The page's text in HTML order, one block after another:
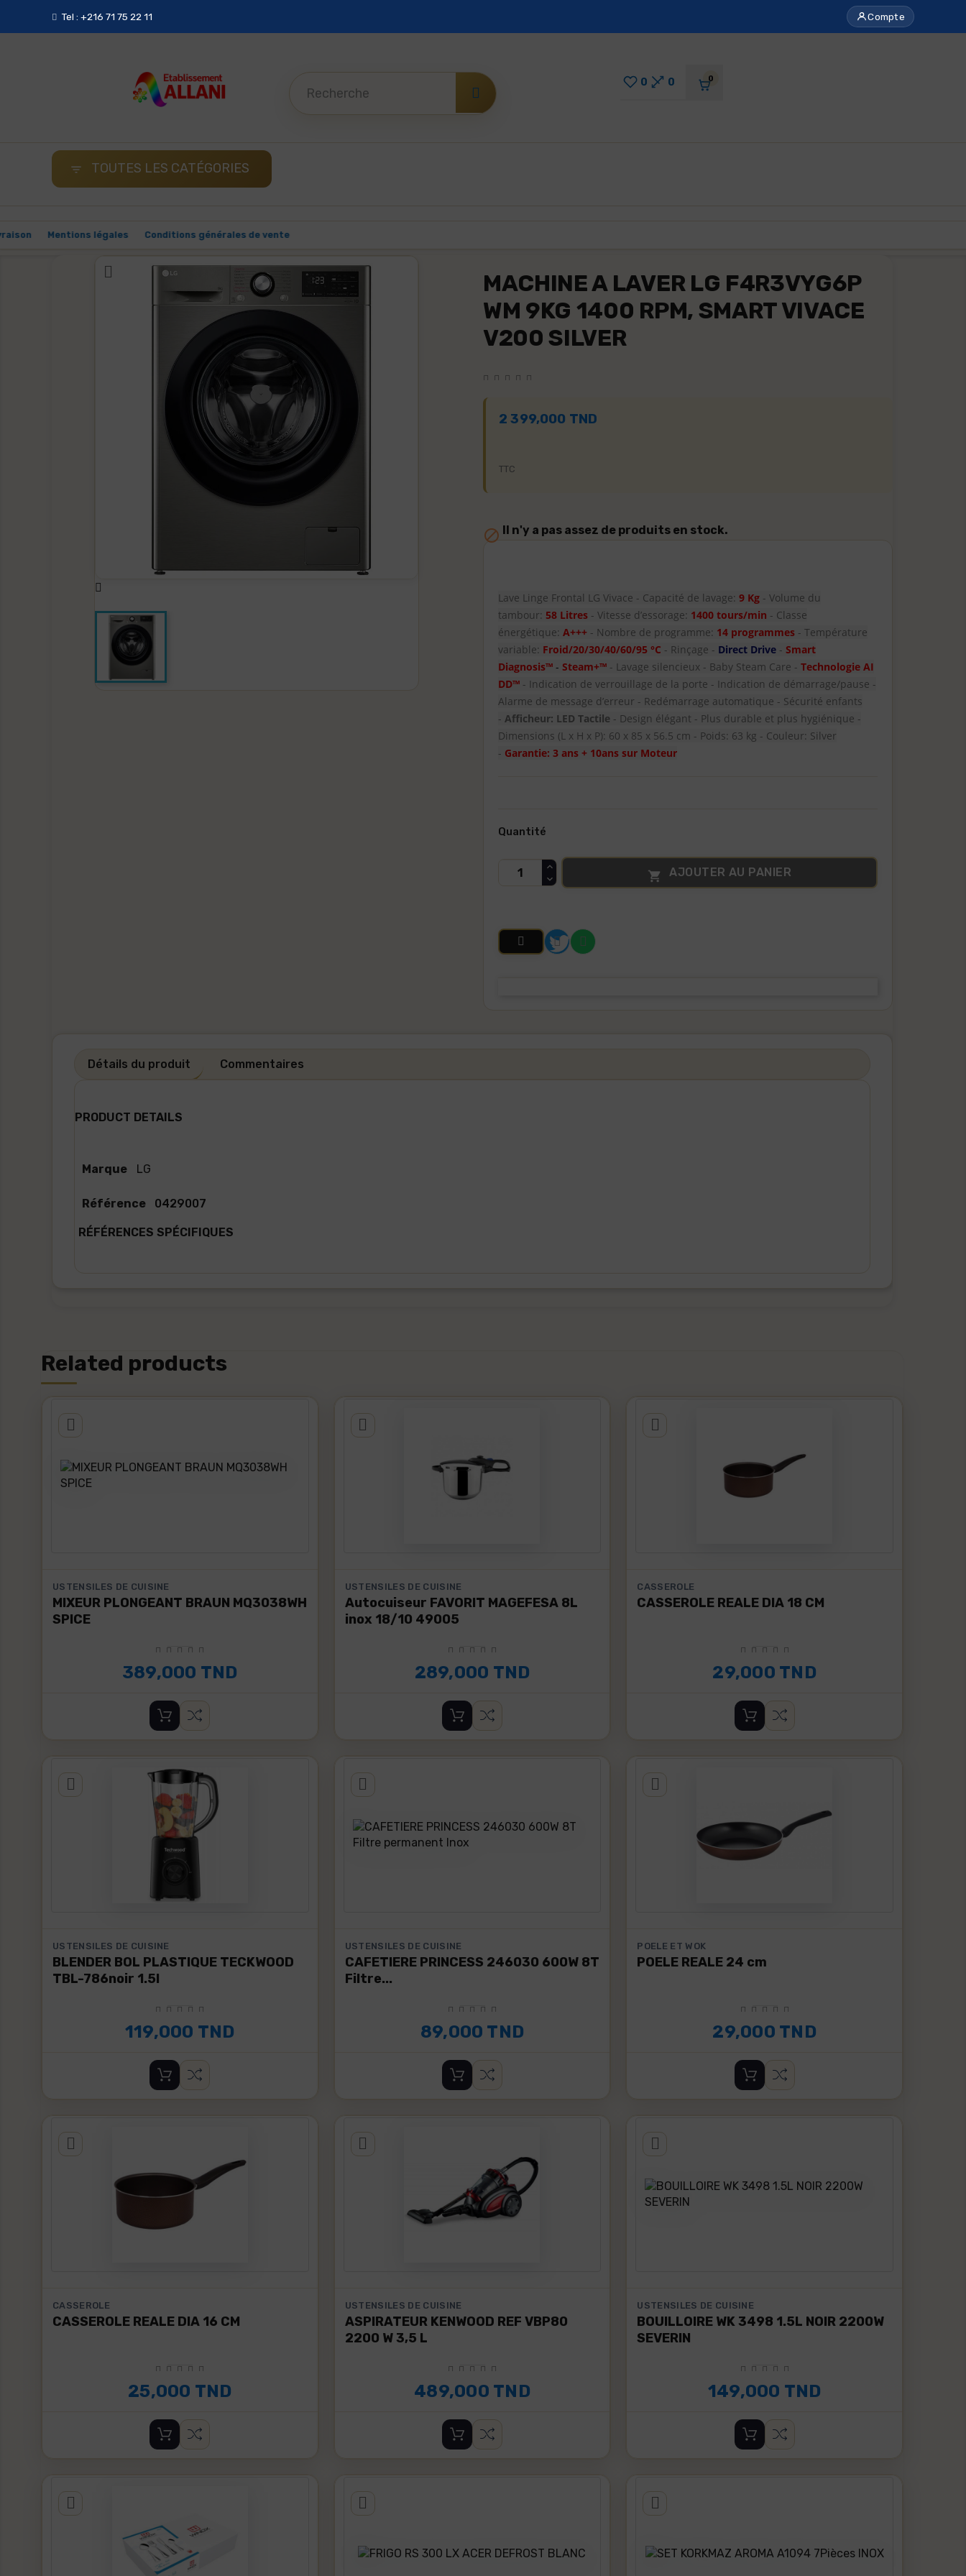
Tel : +216 71 75 22 11 Compte
0 0 0
 TOUTES LES CATÉGORIES
Livraison Mentions légales Conditions générales de vente
MACHINE A LAVER LG F4R3VYG6P
WM 9KG 1400 RPM, SMART VIVACE
V200 SILVER
2 399,000 TND
TTC
 Il n'y a pas assez de produits en stock.
Lave Linge Frontal LG Vivace - Capacité de lavage: 9 Kg - Volume du
tambour: 58 Litres - Vitesse d’essorage: 1400 tours/min - Classe
énergétique: A+++ - Nombre de programme: 14 programmes - Température
variable: Froid/20/30/40/60/95 °C - Rinçage - Direct Drive - Smart
Diagnosis™ - Steam+™ - Lavage silencieux - Baby Steam Care - Technologie AI
DD™ - Indication de verrouillage de la porte - Indication de démarrage/pause -
Alarme de message d’erreur - Redémarrage automatique - Sécurité enfants
- Afficheur: LED Tactile - Design élégant - Plus durable et plus hygiénique -
Dimensions (L x H x P): 60 x 85 x 56.5 cm - Poids: 63 kg - Couleur: Silver
- Garantie: 3 ans + 10ans sur Moteur
Quantité
 AJOUTER AU PANIER
Détails du produit Commentaires
PRODUCT DETAILS
Marque LG
Référence 0429007
RÉFÉRENCES SPÉCIFIQUES
Related products
USTENSILES DE CUISINE
MIXEUR PLONGEANT BRAUN MQ3038WH
SPICE
389,000 TND
USTENSILES DE CUISINE
Autocuiseur FAVORIT MAGEFESA 8L
inox 18/10 49005
289,000 TND
CASSEROLE
CASSEROLE REALE DIA 18 CM
29,000 TND
USTENSILES DE CUISINE
BLENDER BOL PLASTIQUE TECKWOOD
TBL-786noir 1.5l
119,000 TND
USTENSILES DE CUISINE
CAFETIERE PRINCESS 246030 600W 8T
Filtre...
89,000 TND
POELE ET WOK
POELE REALE 24 cm
29,000 TND
CASSEROLE
CASSEROLE REALE DIA 16 CM
25,000 TND
USTENSILES DE CUISINE
ASPIRATEUR KENWOOD REF VBP80
2200 W 3,5 L
489,000 TND
USTENSILES DE CUISINE
BOUILLOIRE WK 3498 1.5L NOIR 2200W
SEVERIN
149,000 TND